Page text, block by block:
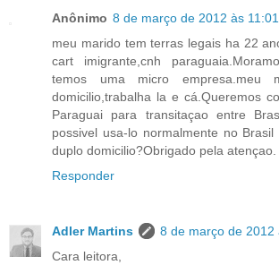
Anônimo 8 de março de 2012 às 11:01
meu marido tem terras legais ha 22
cart imigrante,cnh
temos uma micro empresa.meu
domicilio,trabalha la e cá.Queremos
Paraguai para transitaçao entre
possivel usa-lo normalmente no
duplo domicilio?Obrigado pela atençao.
Responder
Adler Martins
8 de março de 2012
Cara leitora,